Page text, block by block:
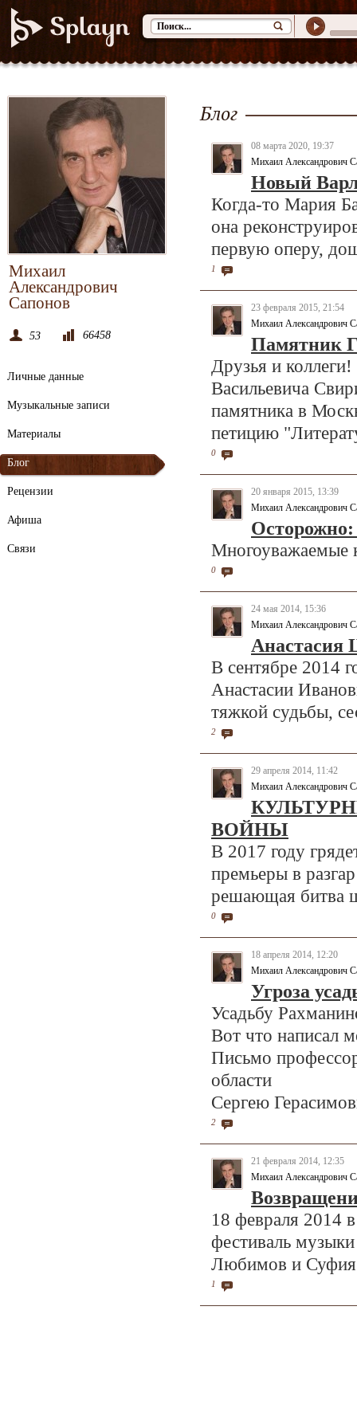
Михаил
Александрович
Сапонов
53 66458
Личные данные
Музыкальные записи
Материалы
Блог
Рецензии
Афиша
Связи
Блог
08 марта 2020, 19:37
Михаил Александрович
Новый
Когда-то Мария
она
первую оперу,
1
23 февраля 2015, 21:54
Михаил Александрович
Памятник
Друзья и
Васильевича
памятника в
петицию
0
20 января 2015, 13:39
Михаил Александрович
Осторожно:
Многоуважаемые
0
24 мая 2014, 15:36
Михаил Александрович
Анастасия
В сентябре 2014
Анастасии
тяжкой судьбы,
2
29 апреля 2014, 11:42
Михаил Александрович
ВОЙНЫ
В 2017 году
премьеры в
решающая битва
0
18 апреля 2014, 12:20
Михаил Александрович
Угроза
Усадьбу
Вот что написал
Письмо
области
Сергею
2
21 февраля 2014, 12:35
Михаил Александрович
18 февраля 2014
фестиваль
Любимов и Суфия
1